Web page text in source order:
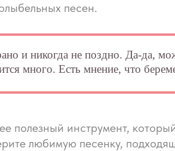
песен.
и никогда не поздно. Да-да,
много. Есть мнение, что
полезный инструмент,
любимую песенку,